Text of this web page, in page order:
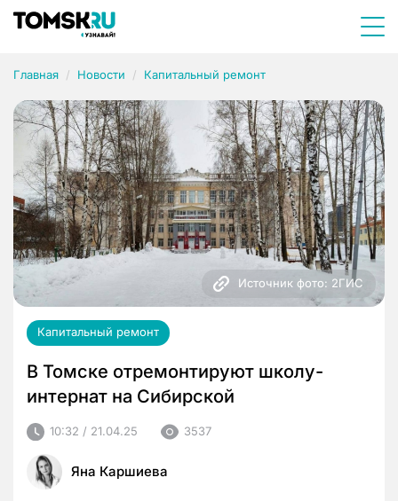
Главная Новости Капитальный ремонт
Источник фото: 2ГИС
Капитальный ремонт
В Томске отремонтируют школу-
интернат на Сибирской
10:32 / 21.04.25 3537
Яна Каршиева